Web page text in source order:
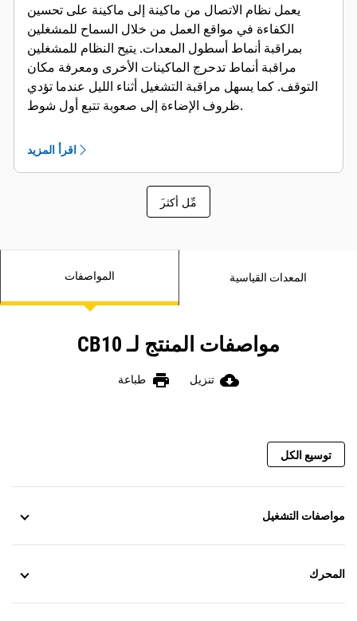
يعمل نظام الاتصال من ماكينة إلى ماكينة على تحسين
الكفاءة في مواقع العمل من خلال السماح للمشغلين
بمراقبة أنماط أسطول المعدات. يتيح النظام للمشغلين
مراقبة أنماط تدحرج الماكينات الأخرى ومعرفة مكان
التوقف. كما يسهل مراقبة التشغيل أثناء الليل عندما تؤدي
ظروف الإضاءة إلى صعوبة تتبع أول شوط.
اقرأ المزيد
َمِّل أكثر
المواصفات المعدات القياسية
مواصفات المنتج لـ CB10
cloud_download تنزيل print طباعة
توسيع الكل
مواصفات التشغيل
المحرك